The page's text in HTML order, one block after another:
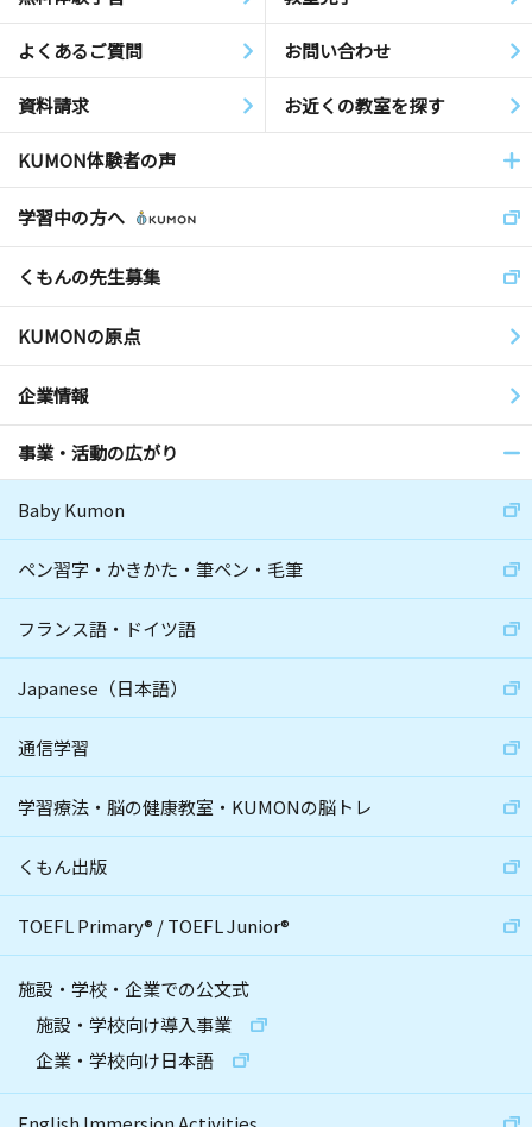
よくあるご質問 お問い合わせ
資料請求 お近くの教室を探す
KUMON体験者の声
学習中の方へ
くもんの先生募集
KUMONの原点
企業情報
事業・活動の広がり
Baby Kumon
ペン習字・かきかた・筆ペン・毛筆
フランス語・ドイツ語
Japanese（日本語）
通信学習
学習療法・脳の健康教室・KUMONの脳トレ
くもん出版
TOEFL Primary® /TOEFL Junior®
施設・学校・企業での公文式
施設・学校向け導入事業
企業・学校向け日本語